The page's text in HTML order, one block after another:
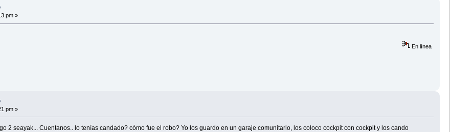
pm »
En línea
pm »
2 seayak... Cuentanos.. lo tenías candado? cómo fue el robo? Yo los guardo en un garaje comunitario, los coloco cockpit con cockpit y los cando